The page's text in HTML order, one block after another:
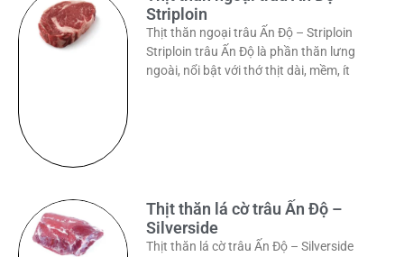
Striploin
Thịt thăn ngoại trâu Ấn Độ – Striploin
Striploin trâu Ấn Độ là phần thăn lưng
ngoài, nổi bật với thớ thịt dài, mềm, ít
Thịt thăn lá cờ trâu Ấn Độ –
Silverside
Thịt thăn lá cờ trâu Ấn Độ – Silverside